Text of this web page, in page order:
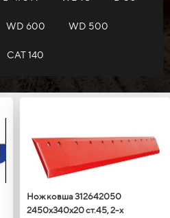
WD 600 WD 500
CAT 140
Нож ковша 312642050
2450х340х20 ст.45, 2-х